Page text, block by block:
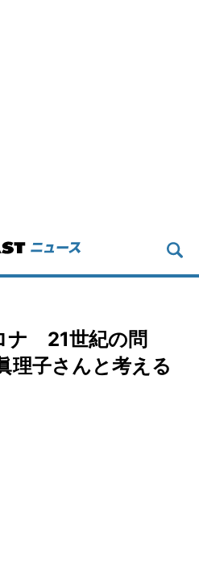
ナ 21世紀の問
理子さんと考える